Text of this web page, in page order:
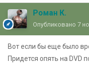
Роман К.
Опубликовано 7
Вот если бы еще было
Придется опять на DVD